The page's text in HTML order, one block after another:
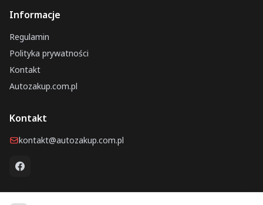
Informacje
Regulamin
Polityka prywatności
Kontakt
Autozakup.com.pl
Kontakt
kontakt@autozakup.com.pl